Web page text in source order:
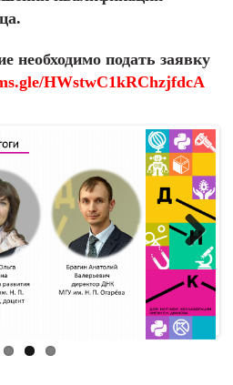
необходимо подать заявку
HWstwC1kRChzjfdcA
Next